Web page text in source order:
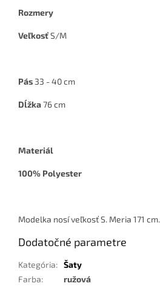
Rozmery
VeľkosťS/M
Pás 33 - 40 cm
Dĺžka76 cm
Materiál
100% Polyester
Modelka nosí veľkosť S. Meria 171 cm.
Dodatočné parametre
Kategória: Šaty
Farba: ružová